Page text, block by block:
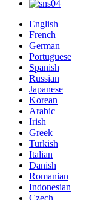
English
French
German
Portuguese
Spanish
Russian
Japanese
Korean
Arabic
Irish
Greek
Turkish
Italian
Danish
Romanian
Indonesian
Czech